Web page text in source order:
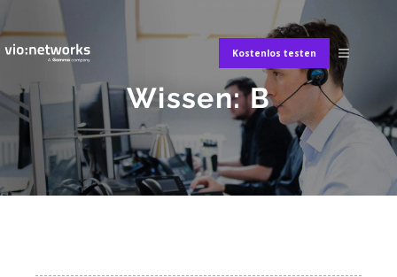
Kostenlos testen
Wissen: B